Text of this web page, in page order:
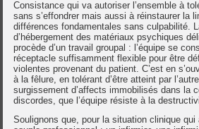
Consistance qui va autoriser l’ensemble à
sans s’effondrer mais aussi à réinstaurer la
différences fondamentales sans culpabilité.
d’hébergement des matériaux psychiques
procède d’un travail groupal : l’équipe se
réceptacle suffisamment flexible pour être
violentes provenant du patient. C’est en
à la fêlure, en tolérant d’être atteint par
surgissement d’affects immobilisés dans la
discordes, que l’équipe résiste à la
Soulignons que, pour la situation clinique